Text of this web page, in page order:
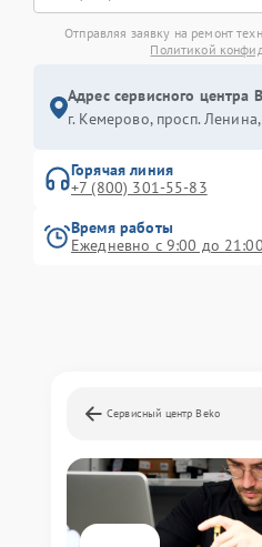
Отправляя заявку на ремонт
Политикой
Адрес сервисного центра
г. Кемерово, просп.
Горячая линия
+7 (800) 301-55-83
Время работы
Ежедневно с 9:00 до 21:00
Сервисный центр Beko